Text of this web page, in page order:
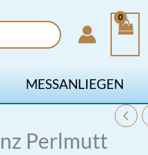
MESSANLIEGEN
Perlmutt